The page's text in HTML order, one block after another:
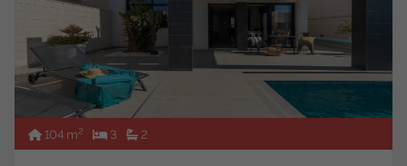
104 m2 3 2